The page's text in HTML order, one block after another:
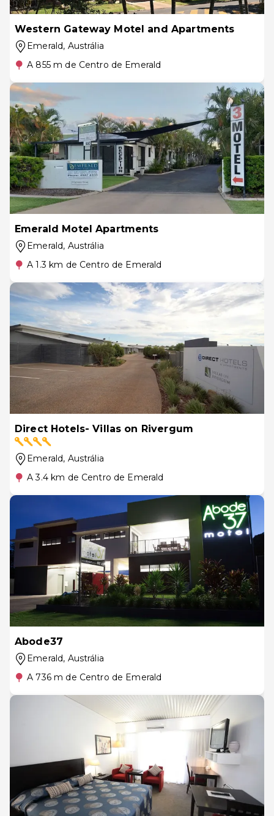
Western Gateway Motel and Apartments
Emerald, Austrália
A 855 m de Centro de Emerald
Emerald Motel Apartments
Emerald, Austrália
A 1.3 km de Centro de Emerald
Direct Hotels- Villas on Rivergum
Emerald, Austrália
A 3.4 km de Centro de Emerald
Abode37
Emerald, Austrália
A 736 m de Centro de Emerald